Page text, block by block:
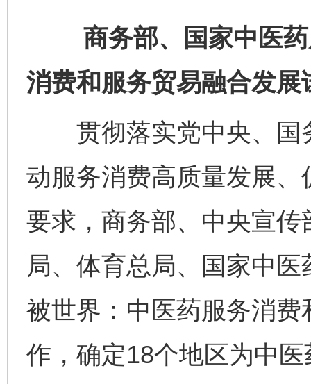
商务部、国家中医药
消费和服务贸易融合发展
贯彻落实党中央、国
动服务消费高质量发展
要求，商务部、中央宣
局、体育总局、国家中
被世界：中医药服务消费
作，确定18个地区为中